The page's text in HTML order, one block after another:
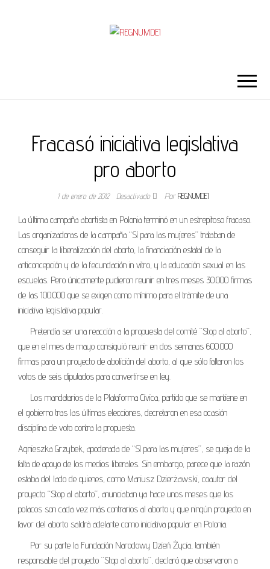
Fracasó iniciativa legislativa
pro aborto
1 de enero de 2012 Desactivado Por REGNUMDEI
La última campaña abortista en Polonia terminó en un estrepitoso fracaso.
Las organizadoras de la campaña “Sí para las mujeres” trataban de
conseguir la liberalización del aborto, la financiación estatal de la
anticoncepción y de la fecundación in vitro, y la educación sexual en las
escuelas. Pero únicamente pudieron reunir en tres meses 30.000 firmas
de las 100.000 que se exigen como mínimo para el trámite de una
iniciativa legislativa popular.
Pretendía ser una reacción a la propuesta del comité “Stop al aborto”,
que en el mes de mayo consiguió reunir en dos semanas 600.000
firmas para un proyecto de abolición del aborto, al que sólo faltaron los
votos de seis diputados para convertirse en ley.
Los mandatarios de la Plataforma Cívica, partido que se mantiene en
el gobierno tras las últimas elecciones, decretaron en esa ocasión
disciplina de voto contra la propuesta.
Agnieszka Grzybek, apoderada de “SI para las mujeres”, se queja de la
falta de apoyo de los medios liberales. Sin embargo, parece que la razón
estaba del lado de quienes, como Mariusz Dzierżawski, coautor del
proyecto “Stop al aborto”, anunciaban ya hace unos meses que los
polacos son cada vez más contrarios al aborto y que ningún proyecto en
favor del aborto saldrá adelante como iniciativa popular en Polonia.
Por su parte la Fundación Narodowy Dzień Życia, también
responsable del proyecto “Stop al aborto”, declaró que observaron a